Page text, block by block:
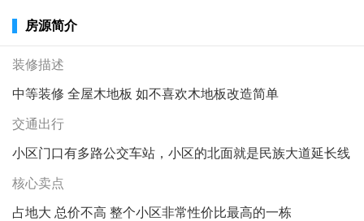
房源简介
装修描述
中等装修 全屋木地板 如不喜欢木地板改造简单
交通出行
小区门口有多路公交车站，小区的北面就是民族大道延长线
核心卖点
占地大 总价不高 整个小区非常性价比最高的一栋